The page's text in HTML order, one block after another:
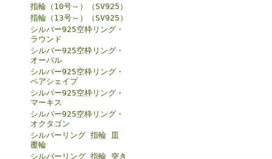
指輪（10号～）（SV925）
指輪（13号～）（SV925）
シルバー925空枠リング・
ラウンド
シルバー925空枠リング・
オーバル
シルバー925空枠リング・
ペアシェイプ
シルバー925空枠リング・
マーキス
シルバー925空枠リング・
オクタゴン
シルバーリング 指輪 皿
覆輪
シルバーリング 指輪 突き